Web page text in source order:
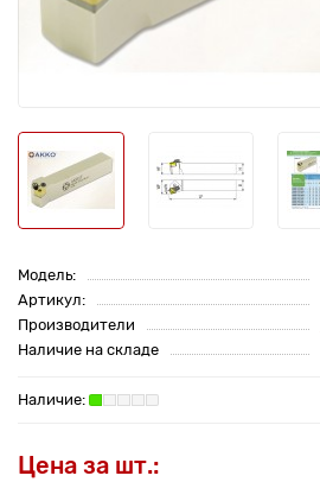
Модель:
Артикул:
Производители
Наличие на складе
Цена за шт.: